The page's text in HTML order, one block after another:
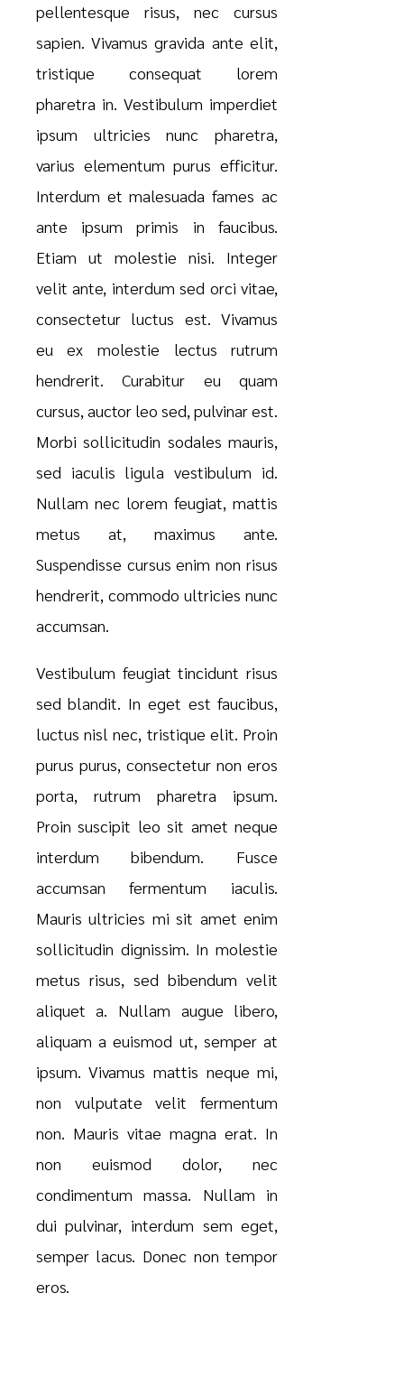
pellentesque risus, nec cursus
sapien. Vivamus gravida ante elit,
tristique consequat lorem
pharetra in. Vestibulum imperdiet
ipsum ultricies nunc pharetra,
varius elementum purus efficitur.
Interdum et malesuada fames ac
ante ipsum primis in faucibus.
Etiam ut molestie nisi. Integer
velit ante, interdum sed orci vitae,
consectetur luctus est. Vivamus
eu ex molestie lectus rutrum
hendrerit. Curabitur eu quam
cursus, auctor leo sed, pulvinar est.
Morbi sollicitudin sodales mauris,
sed iaculis ligula vestibulum id.
Nullam nec lorem feugiat, mattis
metus at, maximus ante.
Suspendisse cursus enim non risus
hendrerit, commodo ultricies nunc
accumsan.
Vestibulum feugiat tincidunt risus
sed blandit. In eget est faucibus,
luctus nisl nec, tristique elit. Proin
purus purus, consectetur non eros
porta, rutrum pharetra ipsum.
Proin suscipit leo sit amet neque
interdum bibendum. Fusce
accumsan fermentum iaculis.
Mauris ultricies mi sit amet enim
sollicitudin dignissim. In molestie
metus risus, sed bibendum velit
aliquet a. Nullam augue libero,
aliquam a euismod ut, semper at
ipsum. Vivamus mattis neque mi,
non vulputate velit fermentum
non. Mauris vitae magna erat. In
non euismod dolor, nec
condimentum massa. Nullam in
dui pulvinar, interdum sem eget,
semper lacus. Donec non tempor
eros.